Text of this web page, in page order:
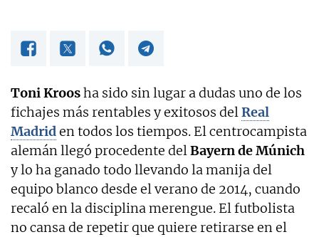
Toni Kroosha sido sin lugar a dudas uno de los
fichajes más rentables y exitosos delReal
Madriden todos los tiempos. El centrocampista
alemán llegó procedente delBayern de Múnich
y lo ha ganado todo llevando la manija del
equipo blanco desde el verano de 2014, cuando
recaló en la disciplina merengue. El futbolista
no cansa de repetir que quiere retirarse en el